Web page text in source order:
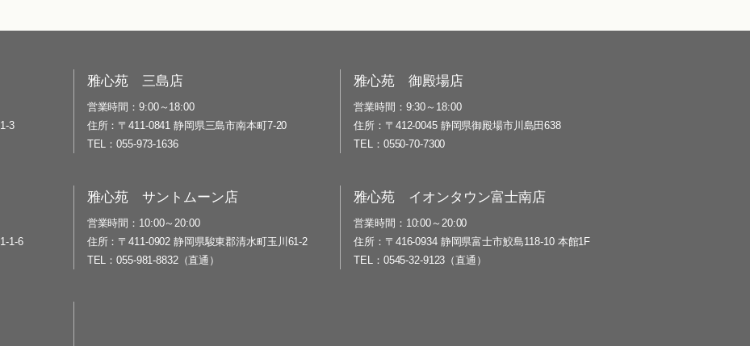
3
雅心苑 三島店
営業時間
9:00～18:00
住所
〒411-0841 静岡県三島市南本町7-20
TEL
055-973-1636
雅心苑 御殿場店
営業時間
9:30～18:00
住所
〒412-0045 静岡県御殿場市川島田638
TEL
0550-70-7300
1-6
雅心苑 サントムーン店
営業時間
10:00～20:00
住所
〒411-0902 静岡県駿東郡清水町玉川61-2
TEL
055-981-8832（直通）
雅心苑 イオンタウン富士南店
営業時間
10:00～20:00
住所
〒416-0934 静岡県富士市鮫島118-10 本館1F
TEL
0545-32-9123（直通）